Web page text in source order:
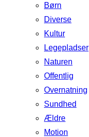
Børn
Diverse
Kultur
Legepladser
Naturen
Offentlig
Overnatning
Sundhed
Ældre
Motion